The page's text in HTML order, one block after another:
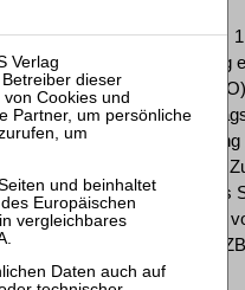
4 FamFG iVm §§ 574 Abs.
zulässig, weil die Sicherung
(§ 574 Abs. 2 Nr. 2
des
2 Abs. 1 GG in
verbietet, den Parteien den
Instanz in unzumutbarer, aus
(vgl. Senatsbeschlüsse
vom 11. Januar 2023 ­ XII